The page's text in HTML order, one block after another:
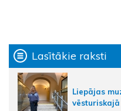
Lasītākie raksti
Liepājas